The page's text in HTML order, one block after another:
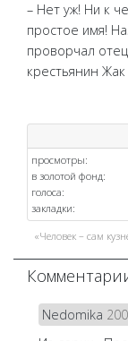
– Нет уж! Ни к
простое имя!
проворчал
крестьянин
просмотры:
в золотой фонд:
голоса:
закладки:
«Человек – сам
Nedomika